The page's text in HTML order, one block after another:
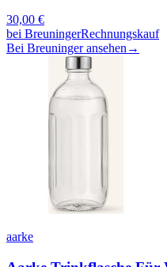
30,00 €
bei BreuningerRechnungskauf
Bei Breuninger ansehen →
aarke